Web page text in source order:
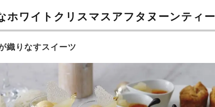
ホワイトクリスマスアフタヌーンティー
織りなすスイーツ